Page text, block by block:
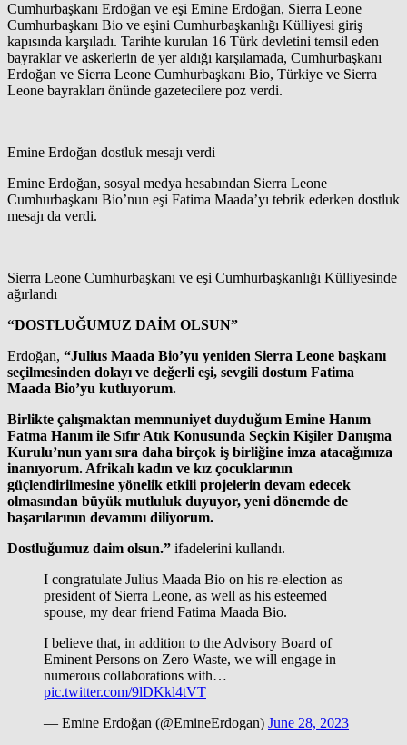
Cumhurbaşkanı Erdoğan ve eşi Emine Erdoğan, Sierra Leone
Cumhurbaşkanı Bio ve eşini Cumhurbaşkanlığı Külliyesi giriş
kapısında karşıladı. Tarihte kurulan 16 Türk devletini temsil eden
bayraklar ve askerlerin de yer aldığı karşılamada, Cumhurbaşkanı
Erdoğan ve Sierra Leone Cumhurbaşkanı Bio, Türkiye ve Sierra
Leone bayrakları önünde gazetecilere poz verdi.
Emine Erdoğan dostluk mesajı verdi
Emine Erdoğan, sosyal medya hesabından Sierra Leone
Cumhurbaşkanı Bio’nun eşi Fatima Maada’yı tebrik ederken dostluk
mesajı da verdi.
Sierra Leone Cumhurbaşkanı ve eşi Cumhurbaşkanlığı Külliyesinde
ağırlandı
“DOSTLUĞUMUZ DAİM OLSUN”
Erdoğan, “Julius Maada Bio’yu yeniden Sierra Leone başkanı
seçilmesinden dolayı ve değerli eşi, sevgili dostum Fatima
Maada Bio’yu kutluyorum.
Birlikte çalışmaktan memnuniyet duyduğum Emine Hanım
Fatma Hanım ile Sıfır Atık Konusunda Seçkin Kişiler Danışma
Kurulu’nun yanı sıra daha birçok iş birliğine imza atacağımıza
inanıyorum. Afrikalı kadın ve kız çocuklarının
güçlendirilmesine yönelik etkili projelerin devam edecek
olmasından büyük mutluluk duyuyor, yeni dönemde de
başarılarının devamını diliyorum.
Dostluğumuz daim olsun.” ifadelerini kullandı.
I congratulate Julius Maada Bio on his re-election as
president of Sierra Leone, as well as his esteemed
spouse, my dear friend Fatima Maada Bio.
I believe that, in addition to the Advisory Board of
Eminent Persons on Zero Waste, we will engage in
numerous collaborations with…
pic.twitter.com/9lDKkl4tVT
— Emine Erdoğan (@EmineErdogan) June 28, 2023